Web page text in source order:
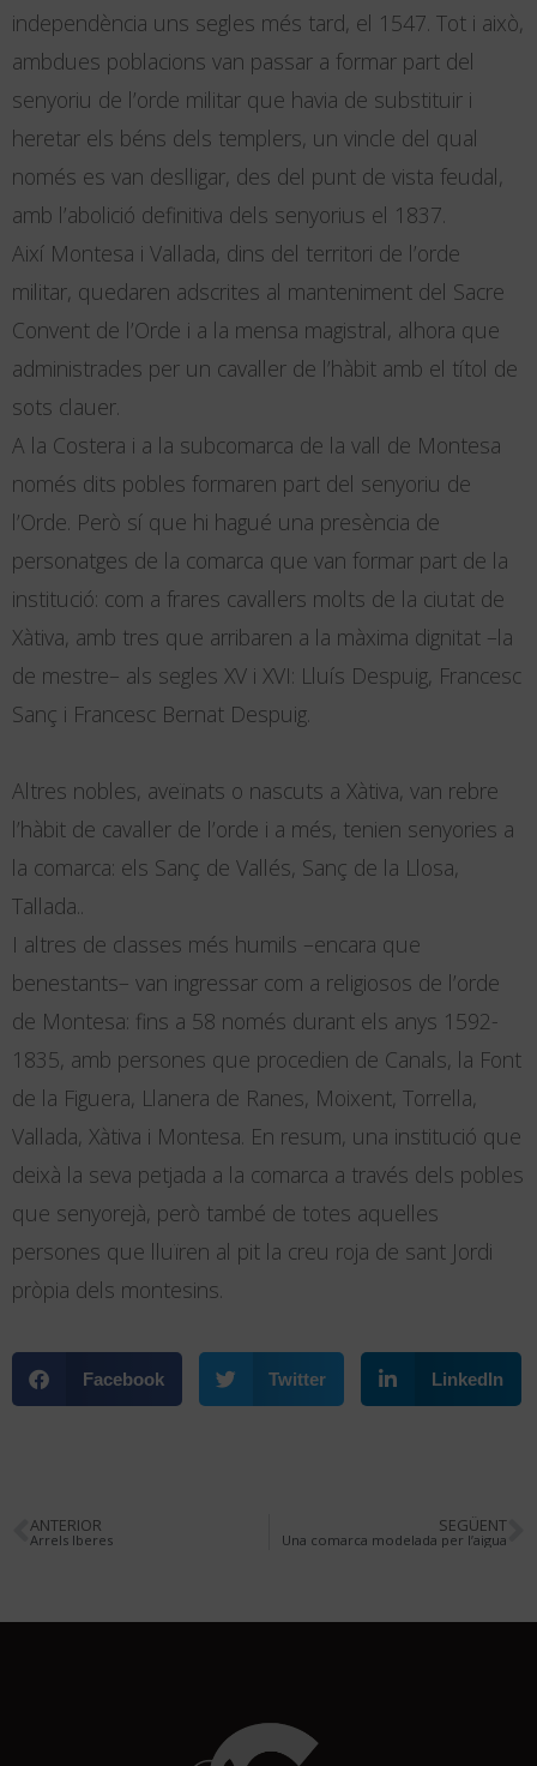
independència uns segles més tard, el 1547. Tot i això,
ambdues poblacions van passar a formar part del
senyoriu de l’orde militar que havia de substituir i
heretar els béns dels templers, un vincle del qual
només es van deslligar, des del punt de vista feudal,
amb l’abolició definitiva dels senyorius el 1837.
Així Montesa i Vallada, dins del territori de l’orde
militar, quedaren adscrites al manteniment del Sacre
Convent de l’Orde i a la mensa magistral, alhora que
administrades per un cavaller de l’hàbit amb el títol de
sots clauer.
A la Costera i a la subcomarca de la vall de Montesa
només dits pobles formaren part del senyoriu de
l’Orde. Però sí que hi hagué una presència de
personatges de la comarca que van formar part de la
institució: com a frares cavallers molts de la ciutat de
Xàtiva, amb tres que arribaren a la màxima dignitat –la
de mestre– als segles XV i XVI: Lluís Despuig, Francesc
Sanç i Francesc Bernat Despuig.
Altres nobles, aveïnats o nascuts a Xàtiva, van rebre
l’hàbit de cavaller de l’orde i a més, tenien senyories a
la comarca: els Sanç de Vallés, Sanç de la Llosa,
Tallada..
I altres de classes més humils –encara que
benestants– van ingressar com a religiosos de l’orde
de Montesa: fins a 58 només durant els anys 1592-
1835, amb persones que procedien de Canals, la Font
de la Figuera, Llanera de Ranes, Moixent, Torrella,
Vallada, Xàtiva i Montesa. En resum, una institució que
deixà la seva petjada a la comarca a través dels pobles
que senyorejà, però també de totes aquelles
persones que lluïren al pit la creu roja de sant Jordi
pròpia dels montesins.
Facebook Twitter LinkedIn
ANTERIOR
Arrels Iberes
SEGÜENT
Una comarca modelada per l’aigua